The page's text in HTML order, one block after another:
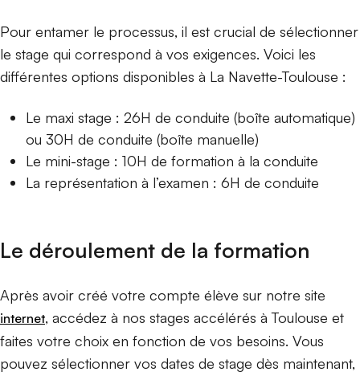
Pour entamer le processus, il est crucial de sélectionner
le stage qui correspond à vos exigences. Voici les
différentes options disponibles à La Navette-Toulouse :
Le maxi stage : 26H de conduite (boîte automatique)
ou 30H de conduite (boîte manuelle)
Le mini-stage : 10H de formation à la conduite
La représentation à l’examen : 6H de conduite
Le déroulement de la formation
Après avoir créé votre compte élève sur notre site
internet, accédez à nos stages accélérés à Toulouse et
faites votre choix en fonction de vos besoins. Vous
pouvez sélectionner vos dates de stage dès maintenant,